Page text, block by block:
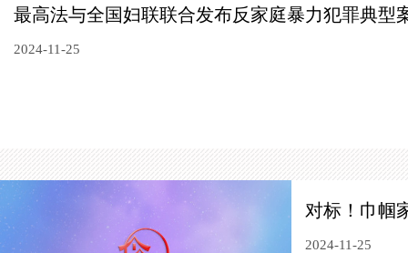
最高法与全国妇联联合发布反家庭暴力犯罪典型
2024-11-25
对标！巾帼
2024-11-25